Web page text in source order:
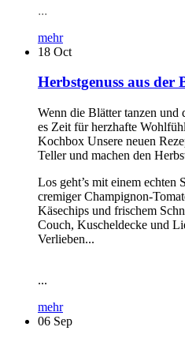
...
mehr
18 Oct
Herbstgenuss aus der
Wenn die Blätter tanzen und
es Zeit für herzhafte
Kochbox Unsere neuen
Teller und machen den
Los geht’s mit einem echten
cremiger Champignon-
Käsechips und frischem
Couch, Kuscheldecke und
Verlieben...
...
mehr
06 Sep